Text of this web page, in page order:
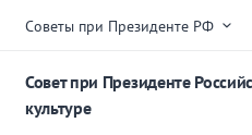
Советы при Президенте РФ
Совет при Президенте
культуре